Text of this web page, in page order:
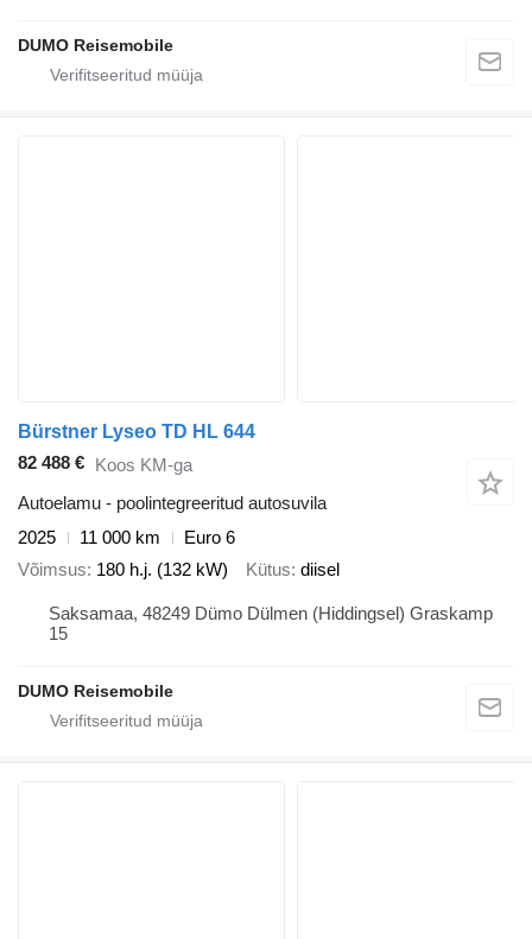
DUMO Reisemobile
Bürstner Lyseo TD HL 644
82 488 € Koos KM-ga
Autoelamu - poolintegreeritud autosuvila
2025
11 000 km
Euro 6
Võimsus 180 h.j. (132 kW) Kütus diisel
Saksamaa, 48249 Dümo Dülmen (Hiddingsel) Graskamp
15
DUMO Reisemobile